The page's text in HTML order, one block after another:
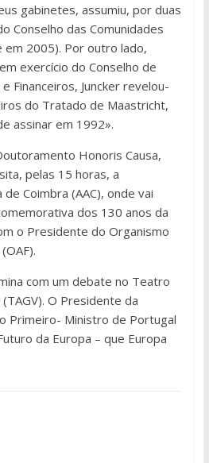
gabinetes, assumiu, por duas
Conselho das Comunidades
em 2005). Por outro lado,
exercício do Conselho de
Financeiros, Juncker revelou-
do Tratado de Maastricht,
assinar em 1992».
Honoris Causa,
pelas 15 horas, a
de Coimbra (AAC), onde vai
dos 130 anos da
o Presidente do Organismo
com um debate no Teatro
O Presidente da
Primeiro- Ministro de Portugal
da Europa – que Europa